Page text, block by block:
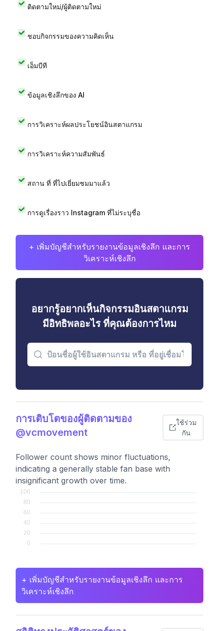
ติดตามใหม่/ผู้ติดตามใหม่
ชอบกิจกรรมของความคิดเห็น
เอ็มบีที
ข้อมูลเชิงลึกของ AI
การวิเคราะห์ผลประโยชน์อินสตาแกรม
การวิเคราะห์ความสัมพันธ์
สถาน ที่ ที่ไปเยี่ยมชมมาแล้ว
การดูเรื่องราว Instagram ที่ไม่ระบุชื่อ
+ เพิ่มบัญชีสำหรับรายงานข้อมูลเชิงลึก และการ
วิเคราะห์เชิงลึก
อยากรู้อยากเห็นกิจกรรมอินสตาแกรม
มีอิทธิพลอะไร ที่คุณต้องการไหม
การเติบโตของผู้ติดตามของ
@vcmovement
ใช้ร่วม
กัน
Follower count shows minor fluctuations,
indicating a generally stable fan base with
insignificant growth over time.
+ เพิ่มบัญชีสำหรับรายงานข้อมูลเชิงลึก และการ
วิเคราะห์เชิงลึก